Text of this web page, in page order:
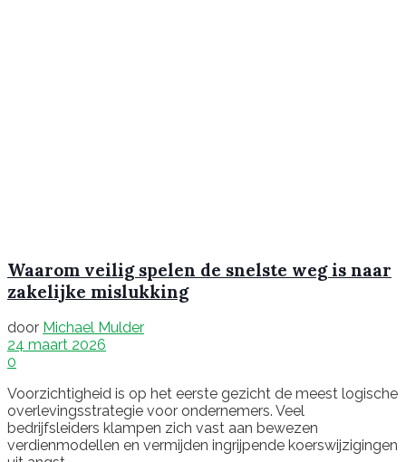
Waarom veilig spelen de snelste weg is naar
zakelijke mislukking
door Michael Mulder
24 maart 2026
0
Voorzichtigheid is op het eerste gezicht de meest logische
overlevingsstrategie voor ondernemers. Veel
bedrijfsleiders klampen zich vast aan bewezen
verdienmodellen en vermijden ingrijpende koerswijzigingen